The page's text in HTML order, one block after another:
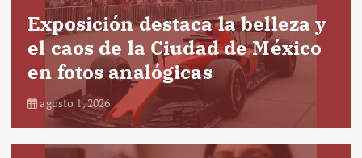
Exposición destaca la belleza y
el caos de la Ciudad de México
en fotos analógicas
agosto 1, 2026